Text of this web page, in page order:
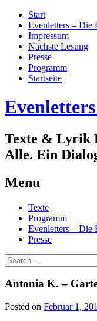
Start
Evenletters – Die
Impressum
Nächste Lesung
Presse
Programm
Startseite
Texte & Lyrik
Alle. Ein
Menu
Skip
content
Texte
Programm
Evenletters – Die
Presse
Search
for:
Antonia K. –
Posted on Februar 1,